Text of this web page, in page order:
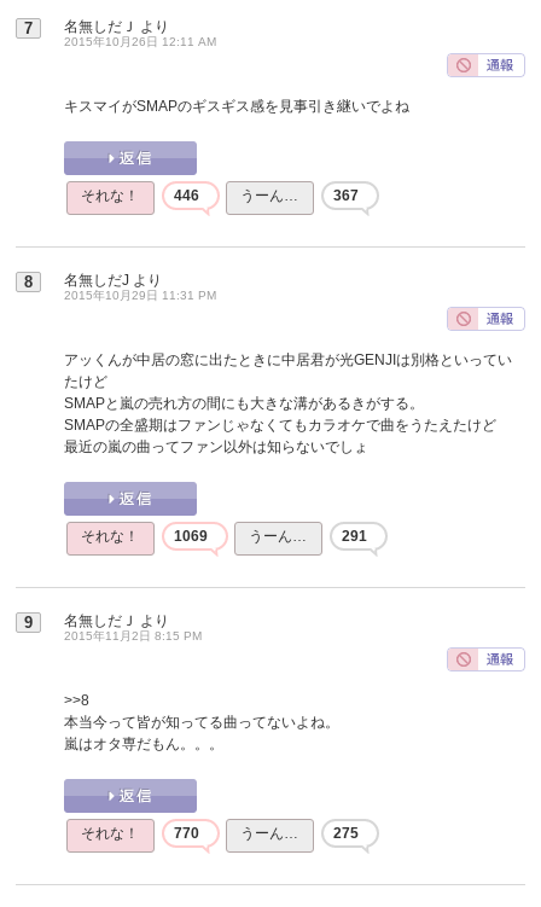
7 名無しだＪ より
2015年10月26日 12:11 AM
キスマイがSMAPのギスギス感を見事引き継いでよね
それな！ 446 うーん… 367
8 名無しだJ より
2015年10月29日 11:31 PM
アッくんが中居の窓に出たときに中居君が光GENJIは別格といってい
たけど
SMAPと嵐の売れ方の間にも大きな溝があるきがする。
SMAPの全盛期はファンじゃなくてもカラオケで曲をうたえたけど
最近の嵐の曲ってファン以外は知らないでしょ
それな！ 1069 うーん… 291
9 名無しだＪ より
2015年11月2日 8:15 PM
>>8
本当今って皆が知ってる曲ってないよね。
嵐はオタ専だもん。。。
それな！ 770 うーん… 275